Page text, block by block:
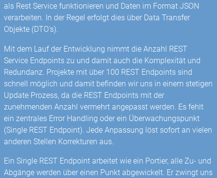
als Rest Service funktionieren und Daten im Format JSON
verarbeiten. In der Regel erfolgt dies über Data Transfer
Objekte (DTO's).
Mit dem Lauf der Entwicklung nimmt die Anzahl REST
Service Endpoints zu und damit auch die Komplexität und
Redundanz. Projekte mit über 100 REST Endpoints sind
schnell möglich und damit befinden wir uns in einem stetigen
Update Prozess, da die REST Endpoints mit der
zunehmenden Anzahl vermehrt angepasst werden. Es fehlt
ein zentrales Error Handling oder ein Überwachungspunkt
(Single REST Endpoint). Jede Anpassung löst sofort an vielen
anderen Stellen Korrekturen aus.
Ein Single REST Endpoint arbeitet wie ein Portier, alle Zu- und
Abgänge werden über einen Punkt abgewickelt. Er zwingt uns